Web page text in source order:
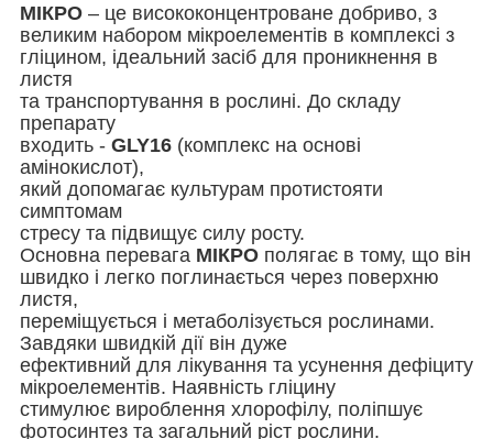
МІКРО – це висококонцентроване добриво, з
великим набором мікроелементів в комплексі з
гліцином, ідеальний засіб для проникнення в
листя
та транспортування в рослині. До складу
препарату
входить - GLY16 (комплекс на основі
амінокислот),
який допомагає культурам протистояти
симптомам
стресу та підвищує силу росту.
Основна перевага МІКРО полягає в тому, що він
швидко і легко поглинається через поверхню
листя,
переміщується і метаболізується рослинами.
Завдяки швидкій дії він дуже
ефективний для лікування та усунення дефіциту
мікроелементів. Наявність гліцину
стимулює вироблення хлорофілу, поліпшує
фотосинтез та загальний ріст рослини.